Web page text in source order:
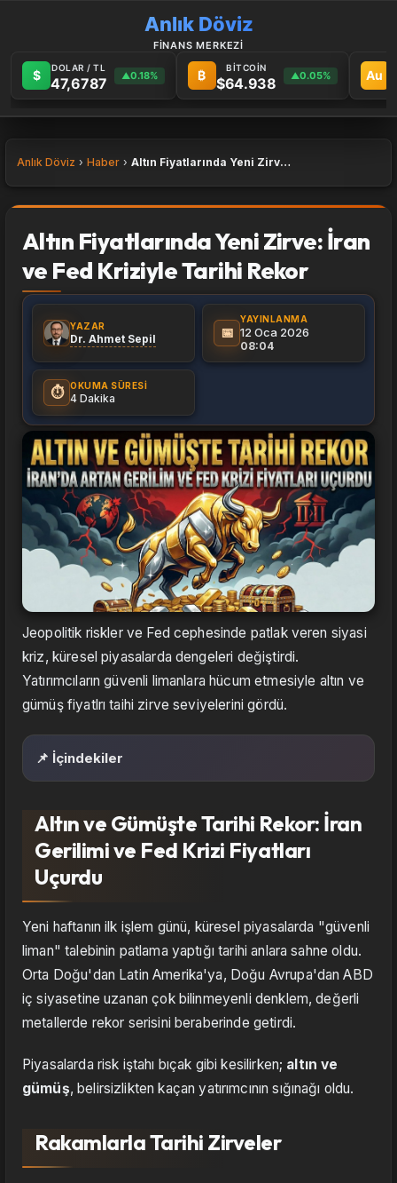
Anlık Döviz
FİNANS MERKEZİ
$ DOLAR / TL
47,6787 ▲0.18% ₿ BİTCOİN
$64.938 ▲0.05% Au
Anlık Döviz Haber Altın Fiyatlarında Yeni Zirve: İran ve Fed Kriziyle Tarihi Rekor
Altın Fiyatlarında Yeni Zirve: İran
ve Fed Kriziyle Tarihi Rekor
YAZAR
Dr. Ahmet Sepil 📅
YAYINLANMA
12 Oca 2026
08:04
⏱️ OKUMA SÜRESI
4 Dakika
Jeopolitik riskler ve Fed cephesinde patlak veren siyasi
kriz, küresel piyasalarda dengeleri değiştirdi.
Yatırımcıların güvenli limanlara hücum etmesiyle altın ve
gümüş fiyatlrı taihi zirve seviyelerini gördü.
📌 İçindekiler
Altın ve Gümüşte Tarihi Rekor: İran
Gerilimi ve Fed Krizi Fiyatları
Uçurdu
Yeni haftanın ilk işlem günü, küresel piyasalarda "güvenli
liman" talebinin patlama yaptığı tarihi anlara sahne oldu.
Orta Doğu'dan Latin Amerika'ya, Doğu Avrupa'dan ABD
iç siyasetine uzanan çok bilinmeyenli denklem, değerli
metallerde rekor serisini beraberinde getirdi.
Piyasalarda risk iştahı bıçak gibi kesilirken; altın ve
gümüş, belirsizlikten kaçan yatırımcının sığınağı oldu.
Rakamlarla Tarihi Zirveler